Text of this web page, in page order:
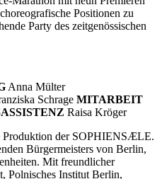
Positionen zu
Party des zeitgenössischen
Anna Mülter
Schrage MITARBEIT
Raisa Kröger
Produktion der SOPHIENSÆLE.
Bürgermeisters von Berlin,
Mit freundlicher
Polnisches Institut Berlin,